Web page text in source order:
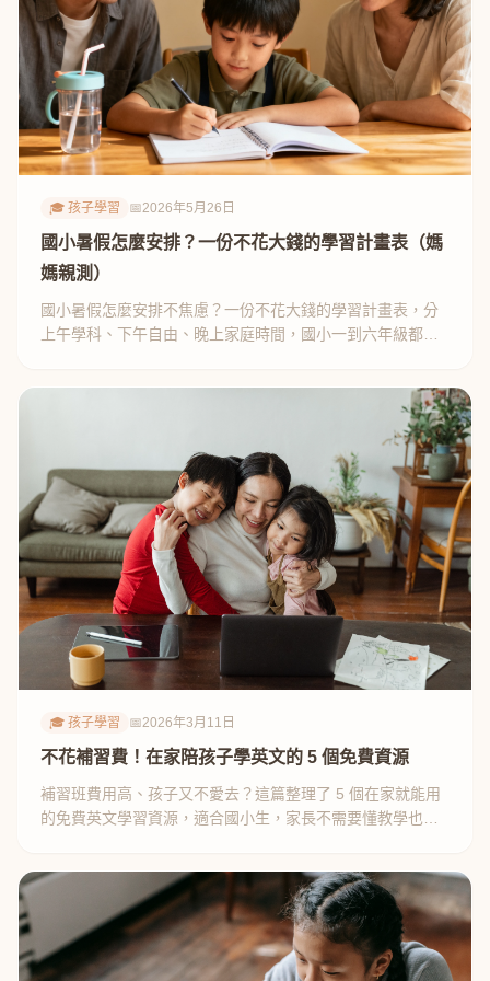
🎓 孩子學習 📅2026年5月26日
國小暑假怎麼安排？一份不花大錢的學習計畫表（媽
媽親測）
國小暑假怎麼安排不焦慮？一份不花大錢的學習計畫表，分
上午學科、下午自由、晚上家庭時間，國小一到六年級都適
🎓 孩子學習 📅2026年3月11日
不花補習費！在家陪孩子學英文的 5 個免費資源
補習班費用高、孩子又不愛去？這篇整理了 5 個在家就能用
的免費英文學習資源，適合國小生，家長不需要懂教學也能